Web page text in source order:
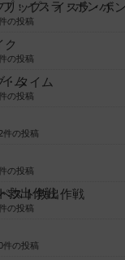
リップ：イスラ・ボ
の投稿
ク
の投稿
・タイム
の投稿
件の投稿
の投稿
スト救出作戦
の投稿
件の投稿